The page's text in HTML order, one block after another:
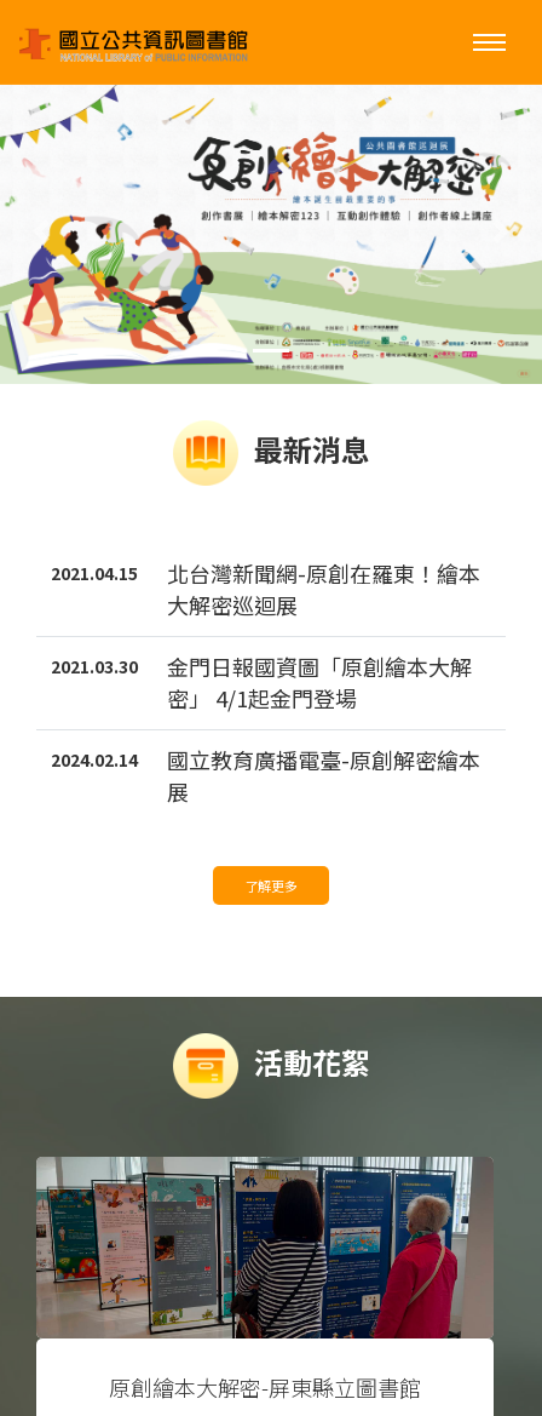
上一個 下一
最新消息
2021.04.15
北台灣新聞網-原創在羅東！繪本
大解密巡迴展
2021.03.30
金門日報國資圖「原創繪本大解
密」 4/1起金門登場
2024.02.14
國立教育廣播電臺-原創解密繪本
展
了解更多
活動花絮
原創繪本大解密-屏東縣立圖書館